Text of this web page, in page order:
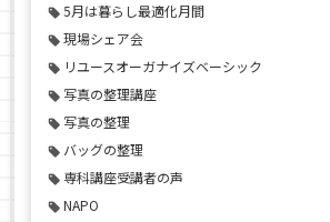
5月は暮らし最適化月間
現場シェア会
リユースオーガナイズベーシック
写真の整理講座
写真の整理
バッグの整理
専科講座受講者の声
NAPO